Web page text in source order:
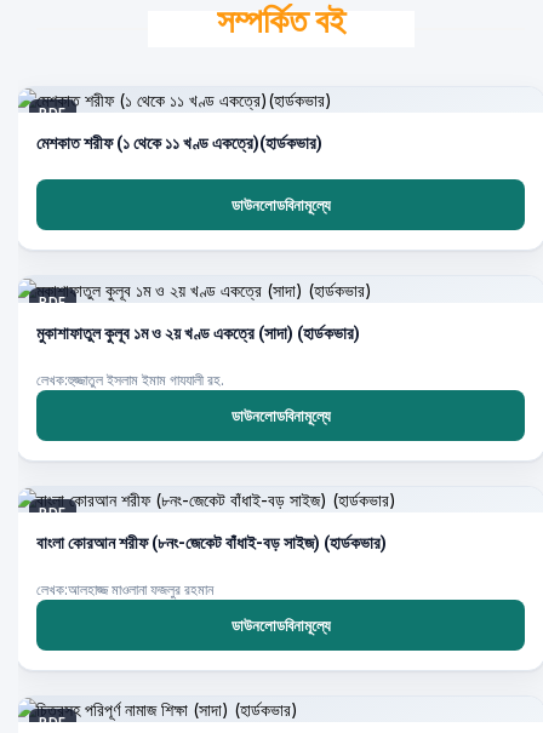
সম্পর্কিত বই
PDF
মেশকাত শরীফ (১ থেকে ১১ খণ্ড একত্রে)(হার্ডকভার)
ডাউনলোডবিনামূল্যে
PDF
মুকাশাফাতুল কুলূব ১ম ও ২য় খণ্ড একত্রে (সাদা) (হার্ডকভার)
লেখক:হুজ্জাতুল ইসলাম ইমাম গাযযালী রহ.
ডাউনলোডবিনামূল্যে
PDF
বাংলা কোরআন শরীফ (৮নং-জেকেট বাঁধাই-বড় সাইজ) (হার্ডকভার)
লেখক:আলহাজ্জ মাওলানা ফজলুর রহমান
ডাউনলোডবিনামূল্যে
PDF